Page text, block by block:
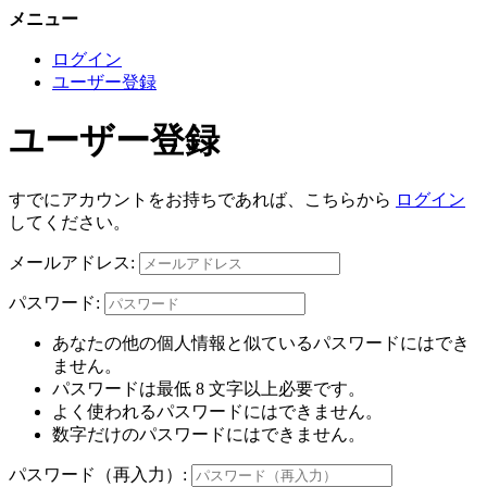
メニュー
ログイン
ユーザー登録
ユーザー登録
すでにアカウントをお持ちであれば、こちらから ログイン
してください。
メールアドレス:
パスワード:
あなたの他の個人情報と似ているパスワードにはでき
ません。
パスワードは最低 8 文字以上必要です。
よく使われるパスワードにはできません。
数字だけのパスワードにはできません。
パスワード（再入力）: